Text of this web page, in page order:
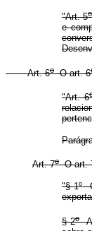
"Art. 5o
e
Art. 6oO art. 6
"Art. 6
Art. 7oO art.
"§ 1ºO
§ 2oA